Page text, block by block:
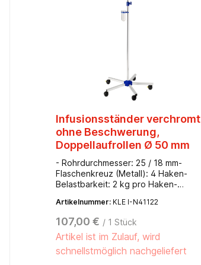
Infusionsständer verchromt
ohne Beschwerung,
Doppellaufrollen Ø 50 mm
- Rohrdurchmesser: 25 / 18 mm-
Flaschenkreuz (Metall): 4 Haken-
Belastbarkeit: 2 kg pro Haken-
mm- Arretierung:
Schraubhöhenverstellung-
Gesamtgewicht: ca. 3,5 kg-
Fußdurchmesser: ca. 635 mm-
Ausleger: 25 x 25 mm- Rollen:
Doppellaufrollen 50 mm (2 x
Artikelnummer: KLE I-N41122
107,00 € / 1 Stück
Artikel ist im Zulauf, wird
schnellstmöglich nachgeliefert